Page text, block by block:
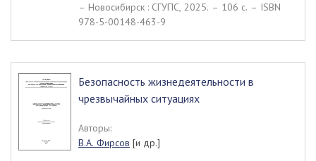
– Новосибирск : СГУПС, 2025. – 106 c. – ISBN
978-5-00148-463-9
Безопасность жизнедеятельности в
чрезвычайных ситуациях
Авторы:
В.А. Фирсов [и др.]